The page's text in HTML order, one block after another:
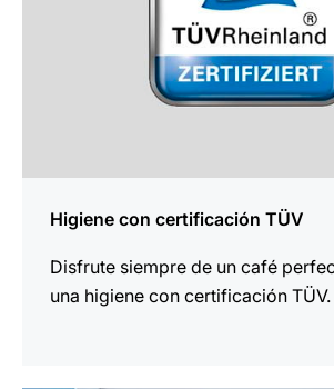
Higiene con certificación TÜV
Disfrute siempre de un café
una higiene con certificación TÜV.